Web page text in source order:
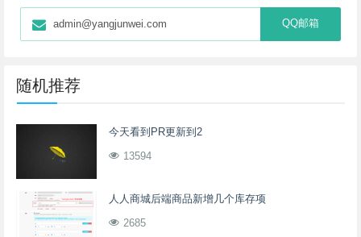
admin@yangjunwei.com QQ邮箱
随机推荐
今天看到PR更新到2
13594
人人商城后端商品新增几个库存项
2685